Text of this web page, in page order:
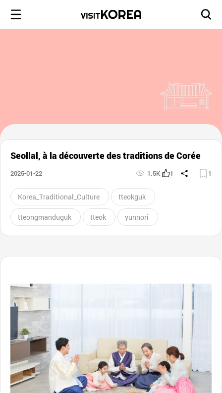
Seollal, à la découverte des traditions de Corée
2025-01-22 1.5K 1 1
Korea_Traditional_Culture tteokguk
tteongmanduguk tteok yunnori